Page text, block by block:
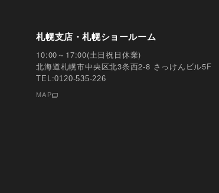
札幌支店・札幌ショールーム
10:00～17:00(土日祝日休業)
北海道札幌市中央区北3条西2-8 さっけんビル5F
TEL:0120-535-226
MAP